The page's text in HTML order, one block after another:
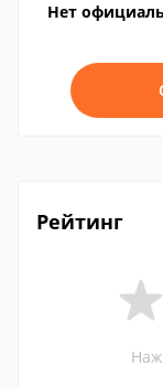
Нет
Рейтинг